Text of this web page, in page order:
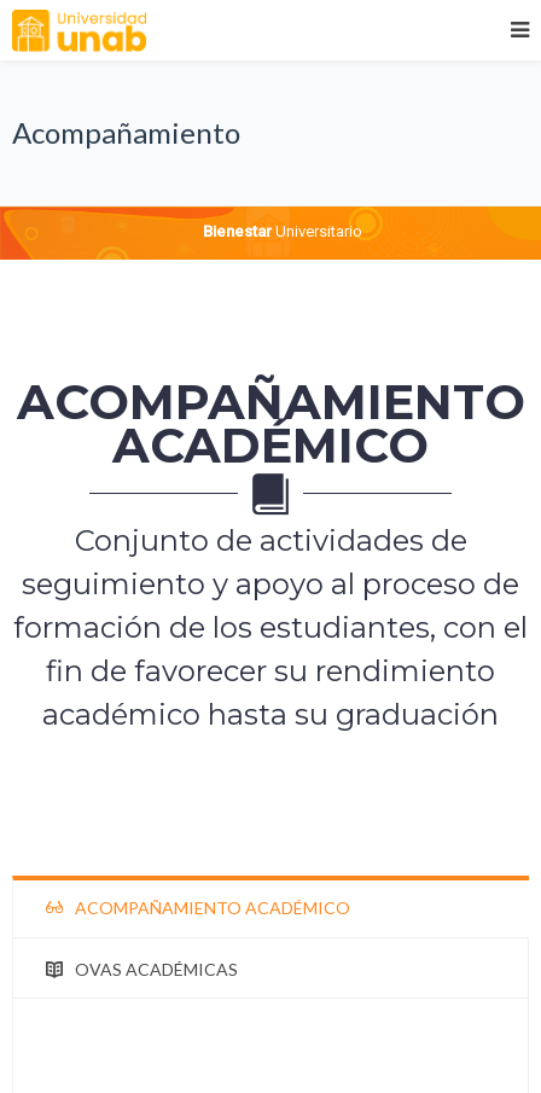
Acompañamiento
BienestarUniversitario
ACOMPAÑAMIENTO
ACADÉMICO
Conjunto de actividades de
seguimiento y apoyo al proceso de
formación de los estudiantes, con el
fin de favorecer su rendimiento
académico hasta su graduación
ACOMPAÑAMIENTO ACADÉMICO
OVAS ACADÉMICAS